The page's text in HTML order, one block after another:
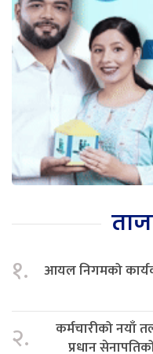
१. आयल निगमको
२.
कर्मचारीको नयाँ
प्रधान